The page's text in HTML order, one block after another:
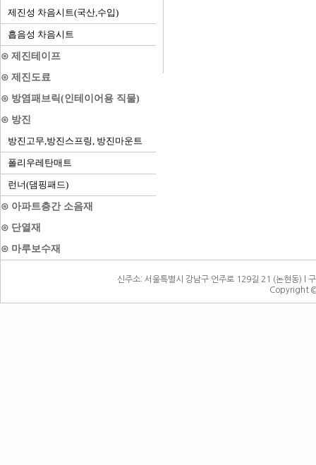
제진성 차음시트(국산,수입)
흡음성 차음시트
⊙ 제진테이프
⊙ 제진도료
⊙ 방염패브릭(인테이어용 직물)
⊙ 방진
방진고무,방진스프링, 방진마운트
폴리우레탄매트
런너(댐핑패드)
⊙ 아파트층간 소음재
⊙ 단열재
⊙ 마루보수재
신주소: 서울특별시 강남구 언주로 129길 21 (논현동)
Copyright